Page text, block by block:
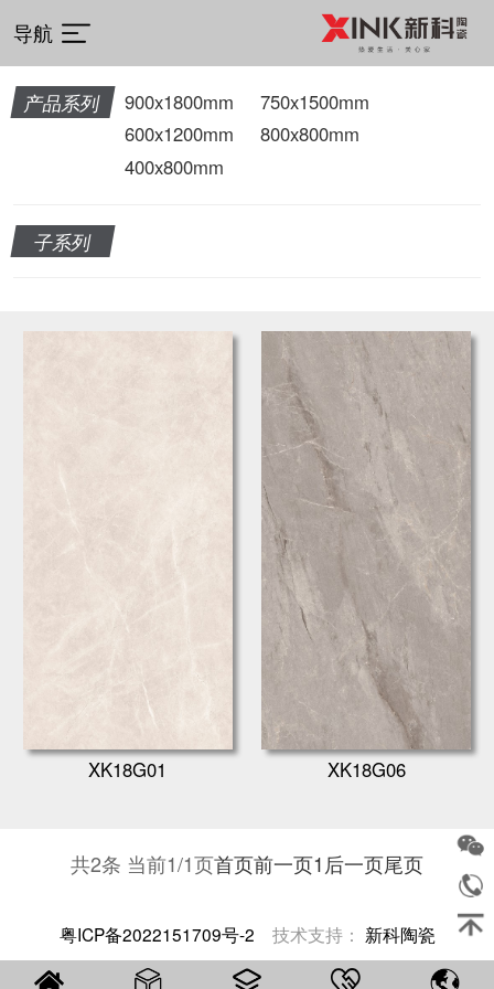
导航
产品系列 900x1800mm
750x1500mm
600x1200mm
800x800mm
400x800mm
子系列
XK18G01 XK18G06
共2条 当前1/1页首页前一页1后一页尾页
粤ICP备2022151709号-2 技术支持： 新科陶瓷